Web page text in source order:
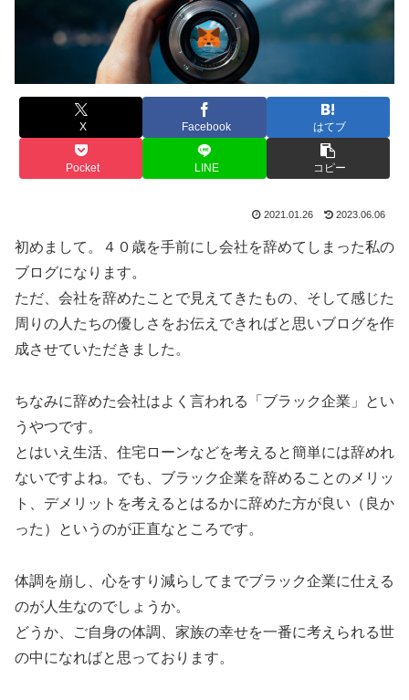
X Facebook はてブ
Pocket LINE コピー
2021.01.26 2023.06.06
初めまして。４０歳を手前にし会社を辞めてしまった私の
ブログになります。
ただ、会社を辞めたことで見えてきたもの、そして感じた
周りの人たちの優しさをお伝えできればと思いブログを作
成させていただきました。
ちなみに辞めた会社はよく言われる「ブラック企業」とい
うやつです。
とはいえ生活、住宅ローンなどを考えると簡単には辞めれ
ないですよね。でも、ブラック企業を辞めることのメリッ
ト、デメリットを考えるとはるかに辞めた方が良い（良か
った）というのが正直なところです。
体調を崩し、心をすり減らしてまでブラック企業に仕える
のが人生なのでしょうか。
どうか、ご自身の体調、家族の幸せを一番に考えられる世
の中になればと思っております。